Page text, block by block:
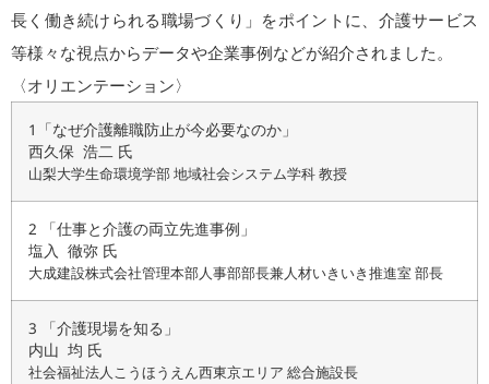
長く働き続けられる職場づくり」をポイントに、介護サービス
等様々な視点からデータや企業事例などが紹介されました。
〈オリエンテーション〉
1「なぜ介護離職防止が今必要なのか」
西久保 浩二 氏
山梨大学生命環境学部 地域社会システム学科 教授
2 「仕事と介護の両立先進事例」
塩入 徹弥 氏
大成建設株式会社管理本部人事部部長兼人材いきいき推進室 部長
3 「介護現場を知る」
内山 均 氏
社会福祉法人こうほうえん西東京エリア 総合施設長